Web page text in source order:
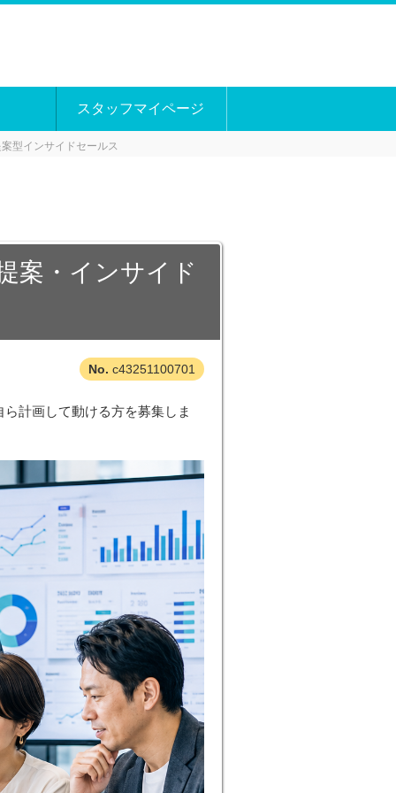
スタッフマイページ
型インサイドセールス
案・インサイド
c43251100701
計画して動ける方を募集しま